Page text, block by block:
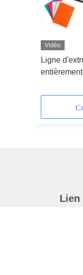
Vidéo
Ligne
400-1200
Lien